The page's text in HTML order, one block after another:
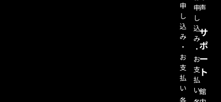
申
し
込
み
・
お
支
払
い
各
申
し
込
み
・
お
支
払
い
声
サ
ポ
ー
ト
館